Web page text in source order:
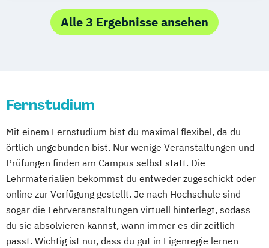
Regenstauf Dresden Hoyerswerda
Magdeburg Ostfildern
Alle 3 Ergebnisse ansehen
Fernstudium
Mit einem Fernstudium bist du maximal flexibel, da du
örtlich ungebunden bist. Nur wenige Veranstaltungen und
Prüfungen finden am Campus selbst statt. Die
Lehrmaterialien bekommst du entweder zugeschickt oder
online zur Verfügung gestellt. Je nach Hochschule sind
sogar die Lehrveranstaltungen virtuell hinterlegt, sodass
du sie absolvieren kannst, wann immer es dir zeitlich
passt. Wichtig ist nur, dass du gut in Eigenregie lernen